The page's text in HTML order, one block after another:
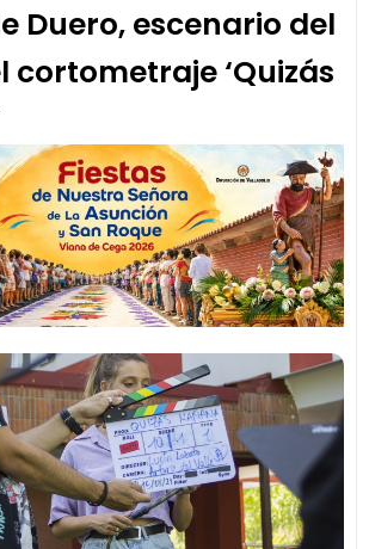
Duero, escenario del
cortometraje ‘Quizás